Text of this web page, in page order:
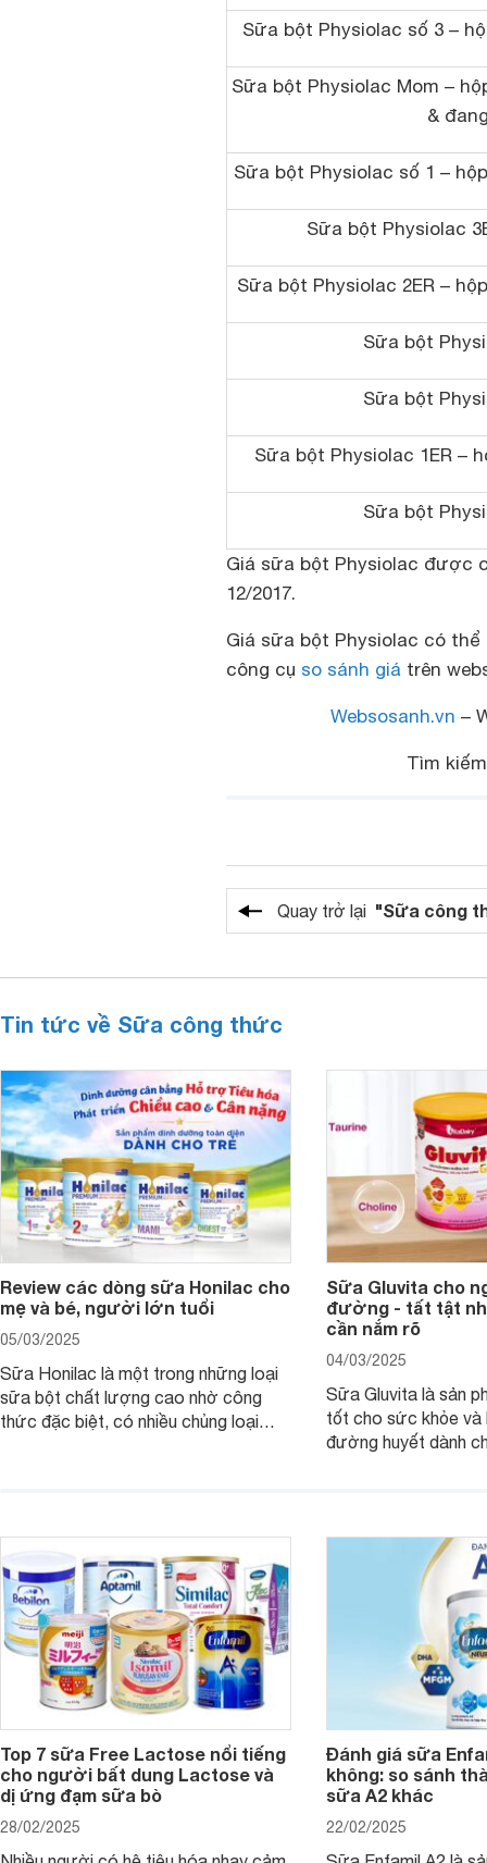
Sữa bột Physiolac số 3 –
Sữa bột Physiolac Mom –
&
Sữa bột Physiolac số 1 –
Sữa bột Physiolac
Sữa bột Physiolac 2ER –
Sữa bột
Sữa bột
Sữa bột Physiolac 1ER –
Sữa bột
Giá sữa bột Physiolac được
12/2017.
Giá sữa bột Physiolac có
công cụ so sánh giá trên
Websosanh.vn –
Tìm
Quay trở lại "Sữa công
Tin tức về Sữa công thức
Review các dòng sữa Honilac cho
mẹ và bé, người lớn tuổi
05/03/2025
Sữa Honilac là một trong những loại
sữa bột chất lượng cao nhờ công
thức đặc biệt, có nhiều chủng loại
Sữa Gluvita cho
đường - tất tật
cần nắm rõ
04/03/2025
Sữa Gluvita là sản
tốt cho sức khỏe và
đường huyết dành
thể gì, hãy cùng
hiểu ngay trong bài
Top 7 sữa Free Lactose nổi tiếng
cho người bất dung Lactose và
dị ứng đạm sữa bò
28/02/2025
Đánh giá sữa
không: so sánh
sữa A2 khác
22/02/2025